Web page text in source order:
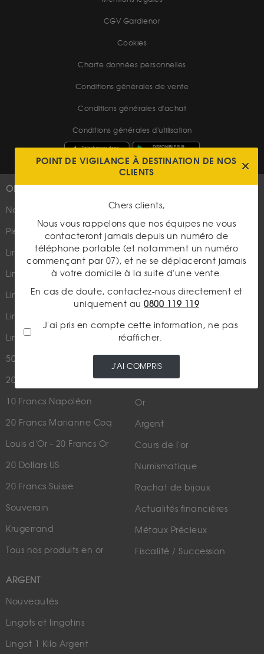
CGV Gardienor
Cookies
Charte données personnelles
Conditions générales de vente
Conditions générales d'achat
Conditions générales d'utilisation
OR
Nouveautés
Pièces d'or d'investissement
Lingots et lingotins
Lingot 1Kg Or
Lingot 100g Or
Lingotin 1 Once Or
Lingotin 1g Or
50 Pesos Or
20 Francs Napoléon
10 Francs Napoléon
20 Francs Marianne Coq
Louis d'Or - 20 Francs Or
20 Dollars US
20 Francs Suisse
Souverain
Krugerrand
Tous nos produits en or
ARGENT
Nouveautés
Lingots et lingotins
Lingot 1 Kilo Argent
Suivez-nous
Parutions dans les médias
Qui sommes-nous ?
Plan du site
LES ACTUALITÉS
Or
Argent
Cours de l'or
Numismatique
Rachat de bijoux
Actualités financières
Métaux Précieux
Fiscalité / Succession
POINT DE VIGILANCE À DESTINATION DE NOS
CLIENTS
Chers clients,
Nous vous rappelons que nos équipes ne vous
contacteront jamais depuis un numéro de
téléphone portable (et notamment un numéro
commençant par 07), et ne se déplaceront jamais
à votre domicile à la suite d'une vente.
En cas de doute, contactez-nous directement et
uniquement au 0800 119 119
J'ai pris en compte cette information, ne pas
réafficher.
J'AI COMPRIS